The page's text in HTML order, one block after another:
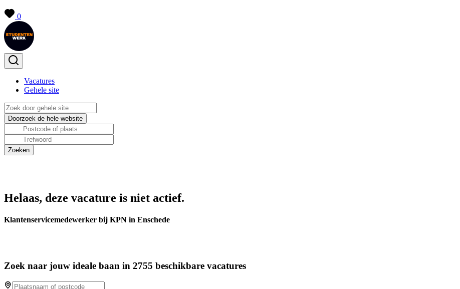
0
Vacatures
Gehele site
Helaas, deze vacature is niet actief.
Klantenservicemedewerker bij KPN in Enschede
Zoek naar jouw ideale baan in 2755 beschikbare vacatures